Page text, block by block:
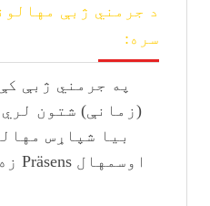
د جرمني ژبې
سره:
ژبې
مهالونه
له
بېلګو
سره:
په جرمني ژبې
(زمانې) شتون